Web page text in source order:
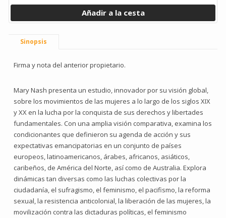
Añadir a la cesta
Sinopsis
Firma y nota del anterior propietario.
Mary Nash presenta un estudio, innovador por su visión global,
sobre los movimientos de las mujeres a lo largo de los siglos XIX
y XX en la lucha por la conquista de sus derechos y libertades
fundamentales. Con una amplia visión comparativa, examina los
condicionantes que definieron su agenda de acción y sus
expectativas emancipatorias en un conjunto de países
europeos, latinoamericanos, árabes, africanos, asiáticos,
caribeños, de América del Norte, así como de Australia. Explora
dinámicas tan diversas como las luchas colectivas por la
ciudadanía, el sufragismo, el feminismo, el pacifismo, la reforma
sexual, la resistencia anticolonial, la liberación de las mujeres, la
movilización contra las dictaduras políticas, el feminismo